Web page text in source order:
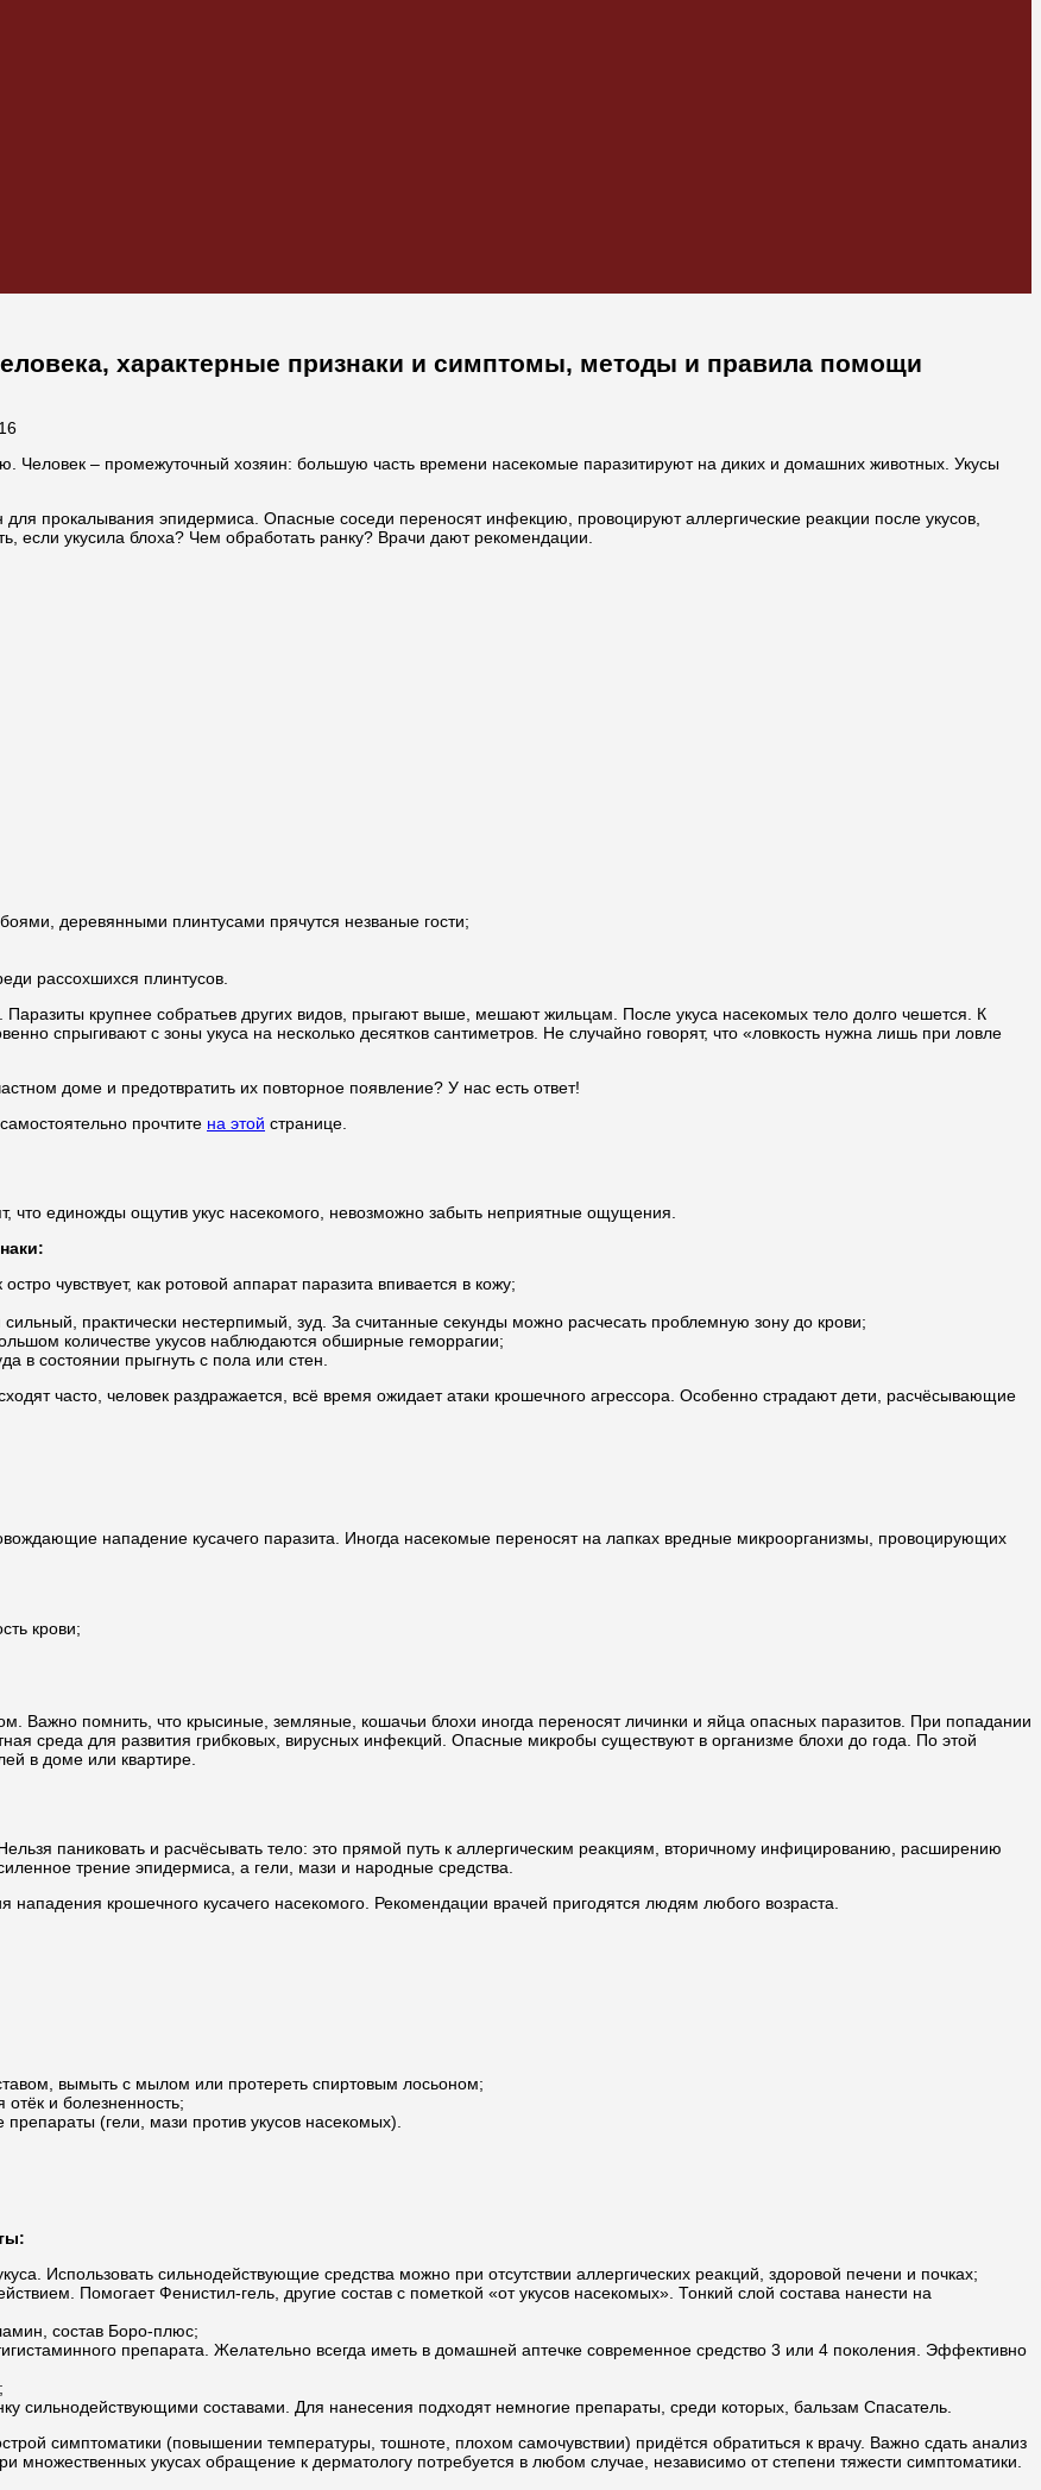
характерные признаки и симптомы, методы и правила помощи
Человек – промежуточный хозяин: большую часть времени насекомые паразитируют на диких и домашних животных. Укусы
для прокалывания эпидермиса. Опасные соседи переносят инфекцию, провоцируют аллергические реакции после укусов,
укусила блоха? Чем обработать ранку? Врачи дают рекомендации.
деревянными плинтусами прячутся незваные гости;
рассохшихся плинтусов.
крупнее собратьев других видов, прыгают выше, мешают жильцам. После укуса насекомых тело долго чешется. К
спрыгивают с зоны укуса на несколько десятков сантиметров. Не случайно говорят, что «ловкость нужна лишь при ловле
доме и предотвратить их повторное появление? У нас есть ответ!
прочтите на этой странице.
что единожды ощутив укус насекомого, невозможно забыть неприятные ощущения.
чувствует, как ротовой аппарат паразита впивается в кожу;
практически нестерпимый, зуд. За считанные секунды можно расчесать проблемную зону до крови;
количестве укусов наблюдаются обширные геморрагии;
в состоянии прыгнуть с пола или стен.
часто, человек раздражается, всё время ожидает атаки крошечного агрессора. Особенно страдают дети, расчёсывающие
нападение кусачего паразита. Иногда насекомые переносят на лапках вредные микроорганизмы, провоцирующих
крови;
Важно помнить, что крысиные, земляные, кошачьи блохи иногда переносят личинки и яйца опасных паразитов. При попадании
среда для развития грибковых, вирусных инфекций. Опасные микробы существуют в организме блохи до года. По этой
в доме или квартире.
паниковать и расчёсывать тело: это прямой путь к аллергическим реакциям, вторичному инфицированию, расширению
трение эпидермиса, а гели, мази и народные средства.
нападения крошечного кусачего насекомого. Рекомендации врачей пригодятся людям любого возраста.
вымыть с мылом или протереть спиртовым лосьоном;
отёк и болезненность;
(гели, мази против укусов насекомых).
Использовать сильнодействующие средства можно при отсутствии аллергических реакций, здоровой печени и почках;
Помогает Фенистил-гель, другие состав с пометкой «от укусов насекомых». Тонкий слой состава нанести на
состав Боро-плюс;
препарата. Желательно всегда иметь в домашней аптечке современное средство 3 или 4 поколения. Эффективно
сильнодействующими составами. Для нанесения подходят немногие препараты, среди которых, бальзам Спасатель.
симптоматики (повышении температуры, тошноте, плохом самочувствии) придётся обратиться к врачу. Важно сдать анализ
множественных укусах обращение к дерматологу потребуется в любом случае, независимо от степени тяжести симптоматики.